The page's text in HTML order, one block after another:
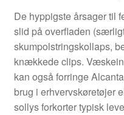
De hyppigste årsager til
slid på overfladen
skumpolstringskollaps,
knækkede clips.
kan også forringe
brug i erhvervskøretøjer
sollys forkorter typisk